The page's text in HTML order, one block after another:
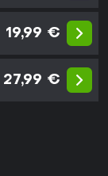
19,99 €
27,99 €